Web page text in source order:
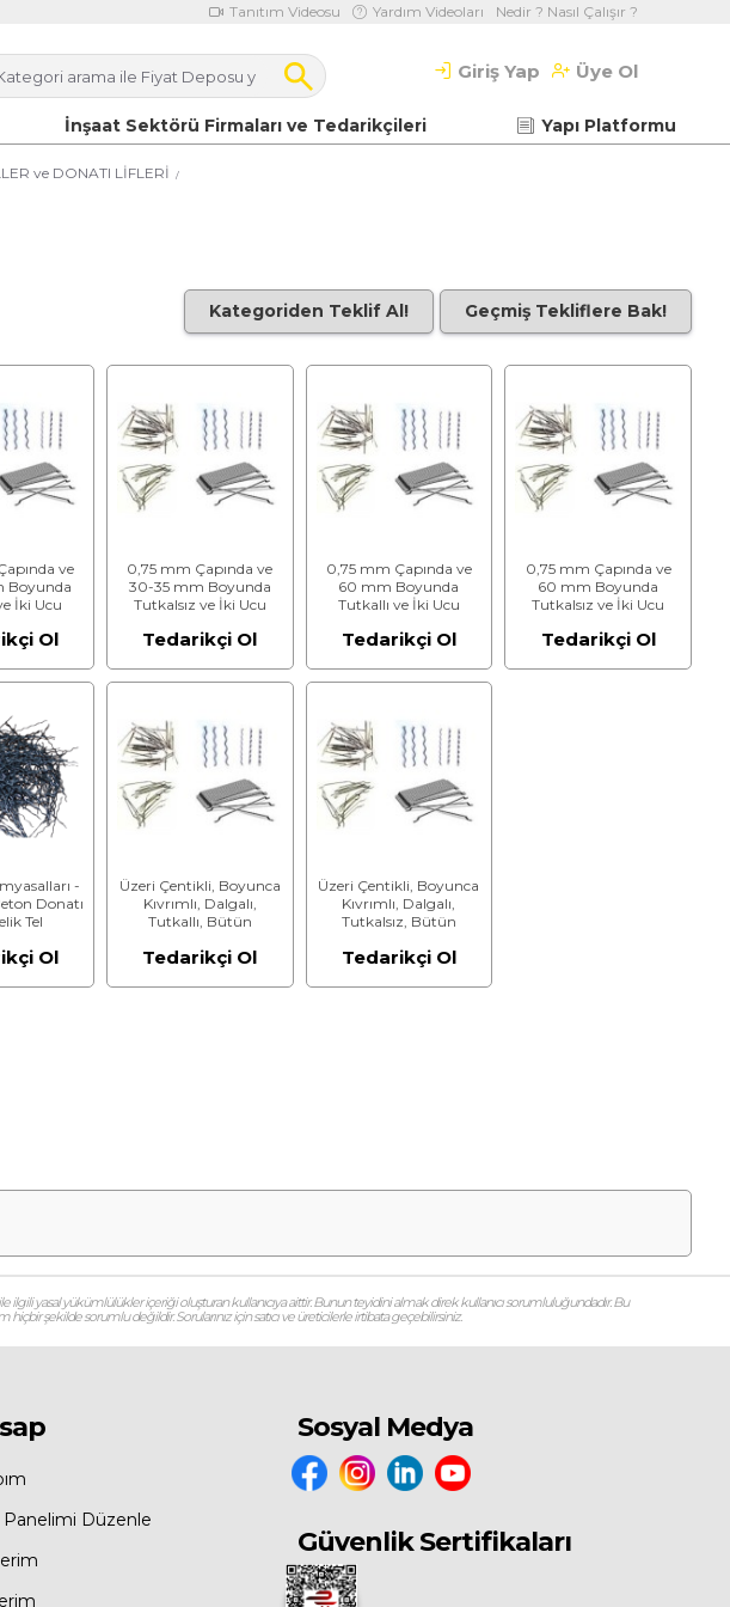
Tanıtım Videosu Yardım Videoları Nedir ? Nasıl Çalışır ?
Giriş Yap Üye Ol
İnşaat Sektörü Firmaları ve Tedarikçileri Yapı Platformu
ve DONATI LİFLERİ
Kategoriden Teklif Al! Geçmiş Tekliflere Bak!
ve
Boyunda
İki Ucu
Ol
0,75 mm Çapında ve
30-35 mm Boyunda
Tutkalsız ve İki Ucu
Tedarikçi Ol
0,75 mm Çapında ve
60 mm Boyunda
Tutkallı ve İki Ucu
Tedarikçi Ol
0,75 mm Çapında ve
60 mm Boyunda
Tutkalsız ve İki Ucu
Tedarikçi Ol
-
Donatı
Tel
Ol
Üzeri Çentikli, Boyunca
Kıvrımlı, Dalgalı,
Tutkallı, Bütün
Olmuş Çelik Tel
Tedarikçi Ol
Üzeri Çentikli, Boyunca
Kıvrımlı, Dalgalı,
Tutkalsız, Bütün
Olmuş Çelik Tel
Tedarikçi Ol
yasal yükümlülükler içeriği oluşturan kullanıcıya aittir. Bunun teyidini almak direk kullanıcı sorumluluğundadır. Bu
şekilde sorumlu değildir. Sorularınız için satıcı ve üreticilerle irtibata geçebilirsiniz.
Panelimi Düzenle
Sosyal Medya
Güvenlik Sertifikaları